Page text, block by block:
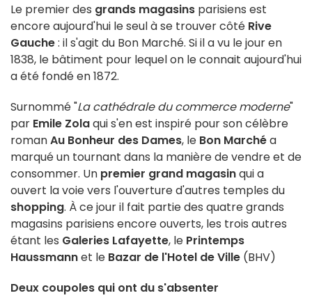
Le premier des grands magasins parisiens est
encore aujourd'hui le seul à se trouver côté Rive
Gauche: il s'agit du Bon Marché. Si il a vu le jour en
1838, le bâtiment pour lequel on le connait aujourd'hui
a été fondé en 1872.
Surnommé "Lacathédrale du commerce moderne"
par Emile Zolaqui s'en est inspiré pour son célèbre
romanAu Bonheur des Dames, le Bon Marchéa
marqué un tournant dans la manière de vendre et de
consommer. Un premier grand magasinqui a
ouvert la voie vers l'ouverture d'autres temples du
shopping. À ce jour il fait partie des quatre grands
magasins parisiens encore ouverts, les trois autres
étant les Galeries Lafayette, le Printemps
Haussmannet le Bazar de l'Hotel de Ville (BHV)
Deux coupoles qui ont du s'absenter